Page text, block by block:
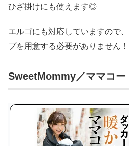
ひざ掛けにも使えます◎
エルゴにも対応していますので
プを用意する必要がありません！
SweetMommy／ママコー